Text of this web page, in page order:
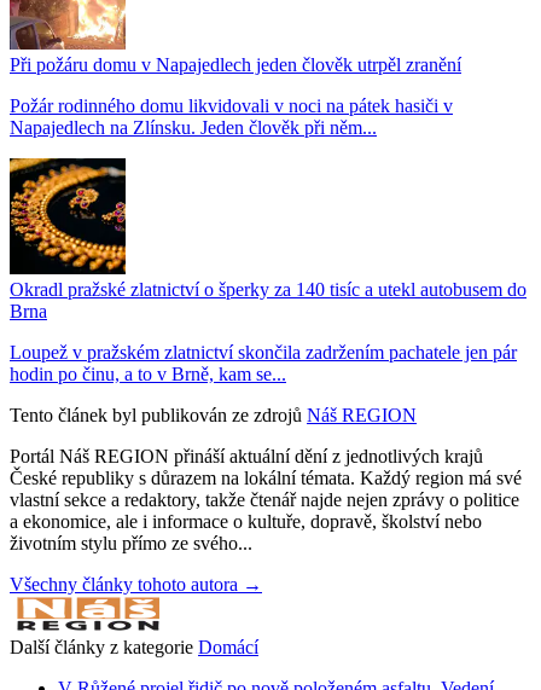
Při požáru domu v Napajedlech jeden člověk utrpěl zranění
Požár rodinného domu likvidovali v noci na pátek hasiči v
Napajedlech na Zlínsku. Jeden člověk při něm...
Okradl pražské zlatnictví o šperky za 140 tisíc a utekl autobusem do
Brna
Loupež v pražském zlatnictví skončila zadržením pachatele jen pár
hodin po činu, a to v Brně, kam se...
Tento článek byl publikován ze zdrojů Náš REGION
Portál Náš REGION přináší aktuální dění z jednotlivých krajů
České republiky s důrazem na lokální témata. Každý region má své
vlastní sekce a redaktory, takže čtenář najde nejen zprávy o politice
a ekonomice, ale i informace o kultuře, dopravě, školství nebo
životním stylu přímo ze svého...
Všechny články tohoto autora →
Další články z kategorie Domácí